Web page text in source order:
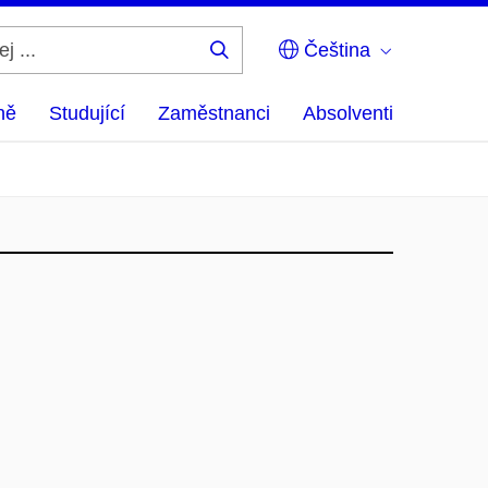
Čeština
Studující Zaměstnanci Absolventi